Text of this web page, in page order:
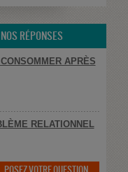
RÉPONSES
APRÈS
RELATIONNEL
POSEZ VOTRE QUESTION